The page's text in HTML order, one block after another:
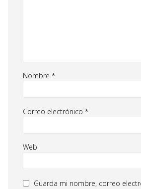
Nombre *
Correo electrónico *
Web
Guarda mi nombre, correo